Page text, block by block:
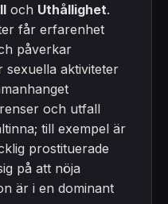
och Uthållighet.
får erfarenhet
påverkar
sexuella aktiviteter
och utfall
till exempel är
prostituerade
på att nöja
är i en dominant